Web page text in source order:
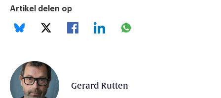
Artikel delen op
Gerard Rutten